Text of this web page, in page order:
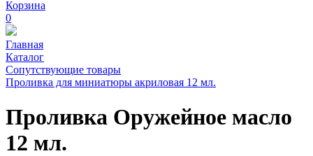
Корзина
0
Главная
Каталог
Сопутствующие товары
Проливка для миниатюры акриловая 12 мл.
Проливка Оружейное масло
12 мл.